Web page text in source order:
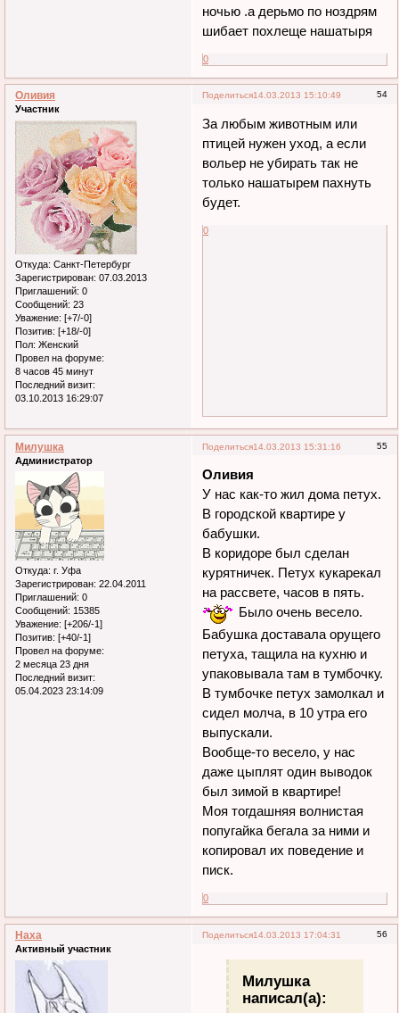
ночью .а дерьмо по ноздрям
шибает похлеще нашатыря
0
Поделиться 54
14.03.2013 15:10:49
Оливия
Участник
Откуда: Санкт-Петербург
Зарегистрирован: 07.03.2013
Приглашений: 0
Сообщений: 23
Уважение: [+7/-0]
Позитив: [+18/-0]
Пол: Женский
Провел на форуме:
8 часов 45 минут
Последний визит:
03.10.2013 16:29:07
За любым животным или
птицей нужен уход, а если
вольер не убирать так не
только нашатырем пахнуть
будет.
0
Поделиться 55
14.03.2013 15:31:16
Милушка
Администратор
Откуда: г. Уфа
Зарегистрирован: 22.04.2011
Приглашений: 0
Сообщений: 15385
Уважение: [+206/-1]
Позитив: [+40/-1]
Провел на форуме:
2 месяца 23 дня
Последний визит:
05.04.2023 23:14:09
Оливия
У нас как-то жил дома петух.
В городской квартире у
бабушки.
В коридоре был сделан
курятничек. Петух кукарекал
на рассвете, часов в пять.
Было очень весело.
Бабушка доставала орущего
петуха, тащила на кухню и
упаковывала там в тумбочку.
В тумбочке петух замолкал и
сидел молча, в 10 утра его
выпускали.
Вообще-то весело, у нас
даже цыплят один выводок
был зимой в квартире!
Моя тогдашняя волнистая
попугайка бегала за ними и
копировал их поведение и
писк.
0
Поделиться 56
14.03.2013 17:04:31
Наха
Активный участник
Милушка
написал(а):